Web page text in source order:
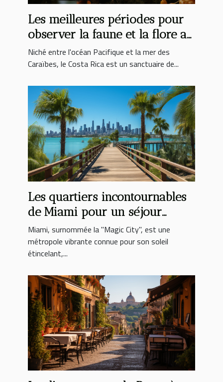
Les meilleures périodes pour
observer la faune et la flore au
Costa Rica
Niché entre l'océan Pacifique et la mer des
Caraïbes, le Costa Rica est un sanctuaire de...
Les quartiers incontournables
de Miami pour un séjour
authentique
Miami, surnommée la "Magic City", est une
métropole vibrante connue pour son soleil
étincelant,...